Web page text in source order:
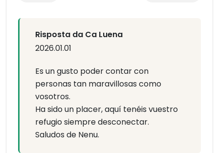
Risposta da Ca Luena
2026.01.01
Es un gusto poder contar con
personas tan maravillosas como
vosotros.
Ha sido un placer, aquí tenéis vuestro
refugio siempre desconectar.
Saludos de Nenu.